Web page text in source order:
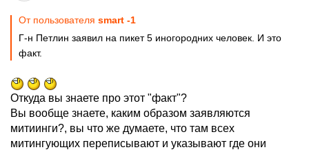
От пользователя smart -1
Г-н Петлин заявил на пикет 5 иногородних человек. И это
факт.
Откуда вы знаете про этот "факт"?
Вы вообще знаете, каким образом заявляются
митиинги?, вы что же думаете, что там всех
митингующих переписывают и указывают где они